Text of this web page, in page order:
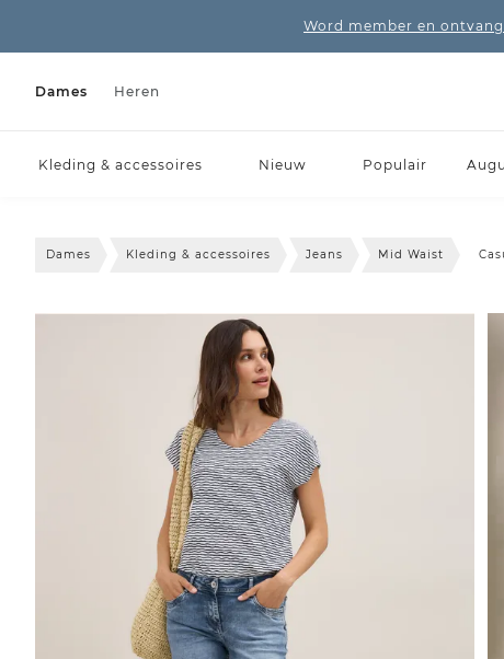
Word member en
Dames Heren
Kleding & accessoires Nieuw Populair
Dames Kleding & accessoires Jeans Mid Waist